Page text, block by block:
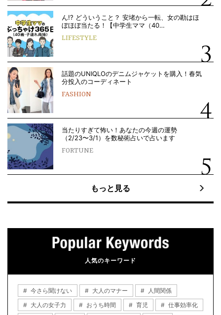
ん!? どういうこと？ 安堵から一転、女の勘はほ
ぼほぼ当たる！【中学生ママ（40…
LIFESTYLE
話題のUNIQLOのデニムジャケットを購入！春気
分投入のコーディネート
FASHION
当たりすぎて怖い！あなたの今週の運勢
（2/23〜3/1）を数秘術占いで占います
FORTUNE
もっと見る
人気のキーワード
今さら聞けない 大人のマナー
人間関係
大人の女子力
おうち時間 育児
仕事効率化